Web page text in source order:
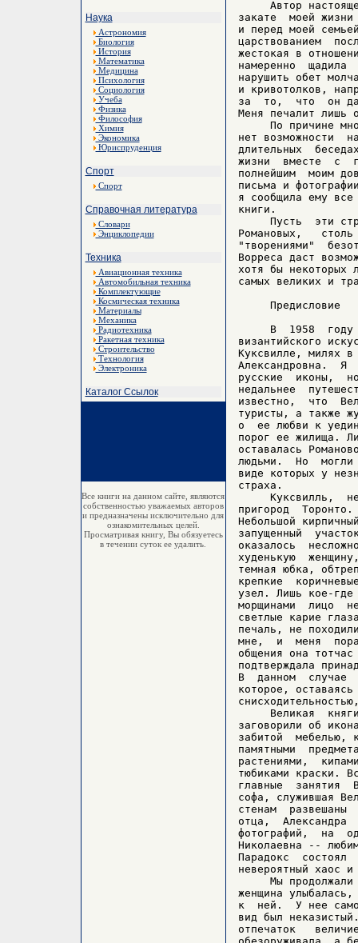
Наука
Астрономия
Биология
История
Математика
Медицина
Психология
Социология
Учеба
Физика
Философия
Химия
Экономика
Юриспруденция
Спорт
Спорт
Справочная литература
Словари
Энциклопедии
Техника
Авиационная техника
Автомобильная техника
Комплектующие
Космическая техника
Материалы
Механика
Радиотехника
Ракетная техника
Строительство
Технология
Электроника
Каталог Ссылок
Все книги на данном сайте, являются
собственностью уважаемых авторов
и предназначены исключительно для
ознакомительных целей.
Просматривая книгу, Вы обязуетесь
в течении суток ее удалить.